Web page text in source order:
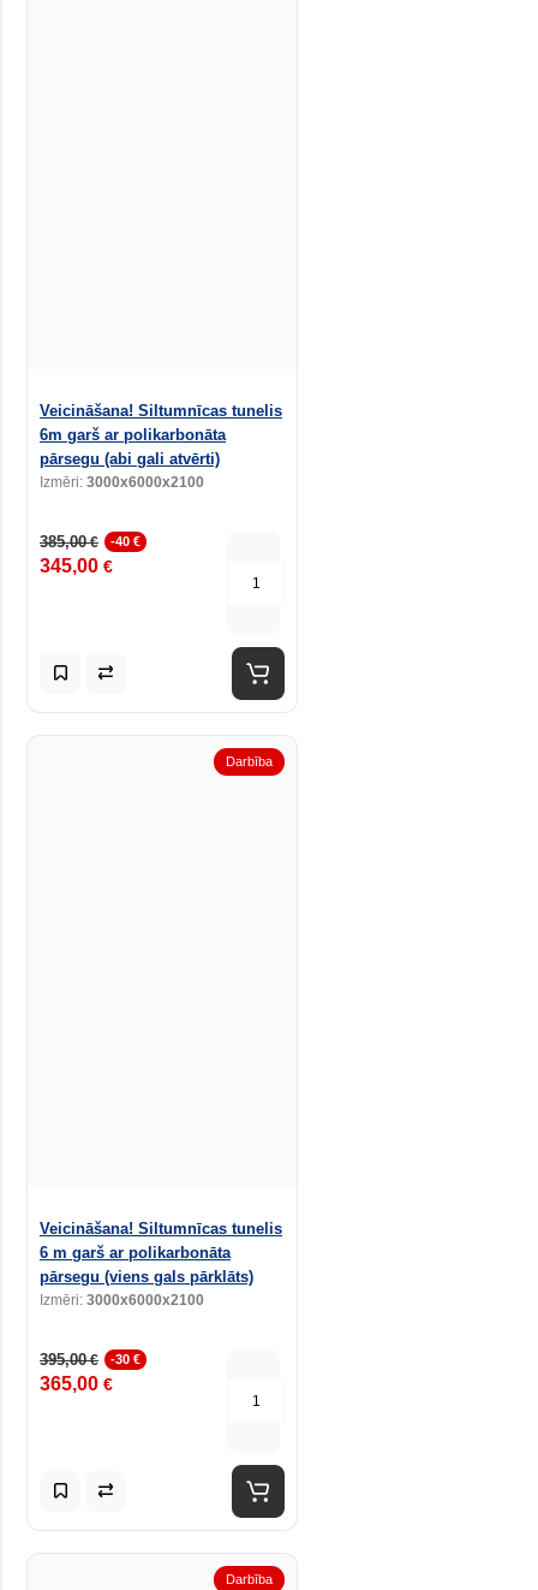
Veicināšana! Siltumnīcas tunelis
6m garš ar polikarbonāta
pārsegu (abi gali atvērti)
Izmēri: 3000x6000x2100
385,00€ -40 €
345,00 €
Darbība
Veicināšana! Siltumnīcas tunelis
6 m garš ar polikarbonāta
pārsegu (viens gals pārklāts)
Izmēri: 3000x6000x2100
395,00€ -30 €
365,00 €
Darbība